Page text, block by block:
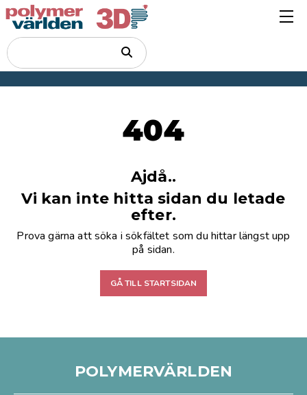
404
Ajdå..
Vi kan inte hitta sidan du letade
efter.
Prova gärna att söka i sökfältet som du hittar längst upp
på sidan.
GÅ TILL STARTSIDAN
POLYMERVÄRLDEN